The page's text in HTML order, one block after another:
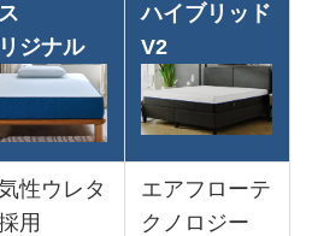
ジナル
ハイブリッド
V2
性ウレタ
用
エアフローテ
クノロジー